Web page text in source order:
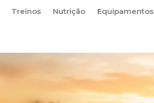
Treinos Nutrição Equipamentos